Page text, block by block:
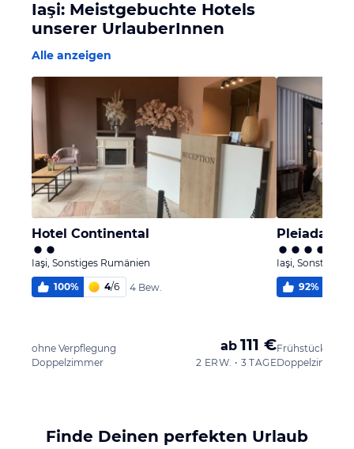
Iaşi: Meistgebuchte Hotels
unserer UrlauberInnen
Alle anzeigen
Hotel Continental
Iaşi, Sonstiges Rumänien
100% 4/6 4 Bew.
ohne Verpflegung
Doppelzimmer
ab 111 €
2 ERW. • 3 TAGE
Pleiada
Iaşi, Sonstiges
92%
Frühstück
Doppelzimmer
Finde Deinen perfekten Urlaub